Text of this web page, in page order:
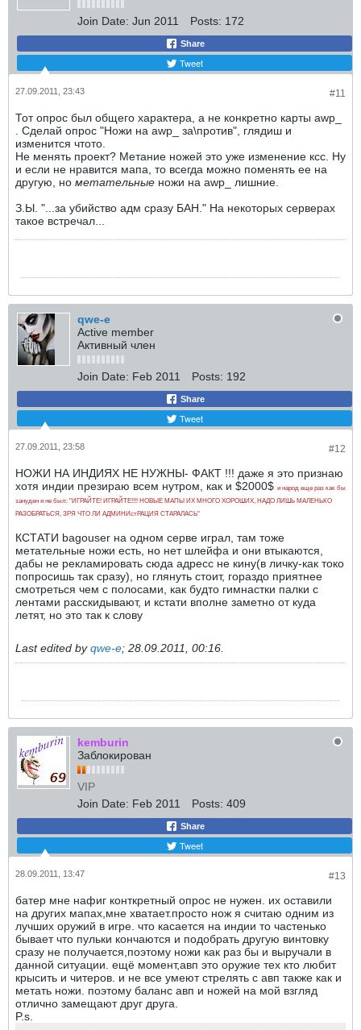
Join Date: Jun 2011 Posts: 172
Share
Tweet
#11
27.09.2011, 23:43
Тот опрос был общего характера, а не конкретно карты awp_
. Сделай опрос "Ножи на awp_ за\против", глядиш и
изменится чтото.
Не менять проект? Метание ножей это уже изменение ксс. Ну
и если не нравится мапа, то всегда можно поменять ее на
другую, но метательные ножи на awp_ лишние.
З.Ы. "...за убийство адм сразу БАН." На некоторых серверах
такое встречал...
qwe-e
Active member
Активный член
Join Date: Feb 2011 Posts: 192
Share
Tweet
#12
27.09.2011, 23:58
НОЖИ НА ИНДИЯХ НЕ НУЖНЫ- ФАКТ !!! даже я это признаю
хотя индии презираю всем нутром, как и $2000$ и народ еще раз как бы
зануден я не был: "ИГРАЙТЕ! ИГРАЙТЕ!!!! НОВЫЕ МАПЫ ИХ МНОГО ХОРОШИХ, НАДО ЛИШЬ МАЛЕНЬКО
РАЗОБРАТЬСЯ, ЗРЯ ЧТО ЛИ АДМИНИстРАЦИЯ СТАРАЛАСЬ"
КСТАТИ bagouser на одном серве играл, там тоже
метательные ножи есть, но нет шлейфа и они втыкаются,
дабы не рекламировать сюда адресс не кину(в личку-как токо
попросишь так сразу), но глянуть стоит, гораздо приятнее
смотреться чем с полосами, как будто гимнастки палки с
лентами расскидывают, и кстати вполне заметно от куда
летят, но это так к слову
Last edited byqwe-e; 28.09.2011, 00:16
kemburin
Заблокирован
VIP
Join Date: Feb 2011 Posts: 409
Share
Tweet
#13
28.09.2011, 13:47
батер мне нафиг конткретный опрос не нужен. их оставили
на других мапах,мне хватает.просто нож я считаю одним из
лучших оружий в игре. что касается на индии то частенько
бывает что пульки кончаются и подобрать другую винтовку
сразу не получается,поэтому ножи как раз бы и выручали в
данной ситуации. ещё момент,авп это оружие тех кто любит
крысить и читеров. и не все умеют стрелять с авп также как и
метать ножи. поэтому баланс авп и ножей на мой взгляд
отлично замещают друг друга.
P.s.